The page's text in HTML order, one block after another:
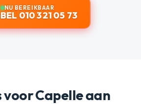
NU BEREIKBAAR
BEL 010 321 05 73
voor Capelle aan